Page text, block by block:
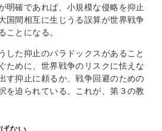
明確であれば、小規模な侵略を抑止
国間相互に生じうる誤算が世界戦争
ことになる。
した抑止のパラドックスがあること
ために、世界戦争のリスクに怯えな
す抑止に頼るか、戦争回避のための
を迫られている。これが、第３の教